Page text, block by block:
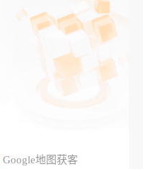
Google地图获客